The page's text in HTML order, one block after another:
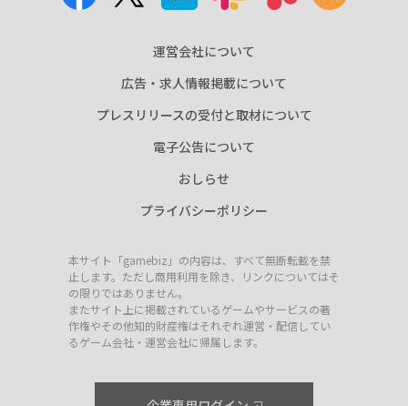
運営会社について
広告・求人情報掲載について
プレスリリースの受付と取材について
電子公告について
おしらせ
プライバシーポリシー
本サイト「gamebiz」の内容は、すべて無断転載を禁
止します。ただし商用利用を除き、リンクについてはそ
の限りではありません。
またサイト上に掲載されているゲームやサービスの著
作権やその他知的財産権はそれぞれ運営・配信してい
るゲーム会社・運営会社に帰属します。